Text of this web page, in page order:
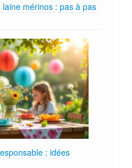
mérinos : pas à pas
: idées